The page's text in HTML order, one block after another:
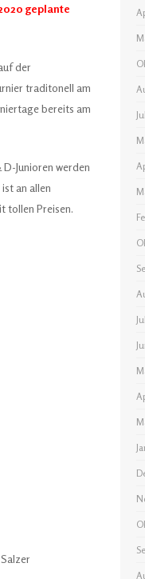
geplante
der
traditonell am
bereits am
Junioren werden
an allen
tollen Preisen.